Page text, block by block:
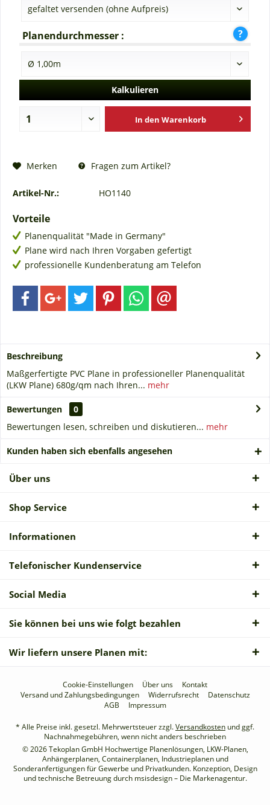
Planendurchmesser :
Kalkulieren
In den Warenkorb
Merken Fragen zum Artikel?
Artikel-Nr.: HO1140
Vorteile
Planenqualität "Made in Germany"
Plane wird nach Ihren Vorgaben gefertigt
professionelle Kundenberatung am Telefon
Beschreibung
Maßgerfertigte PVC Plane in professioneller Planenqualität
(LKW Plane) 680g/qm nach Ihren... mehr
Bewertungen
0
Bewertungen lesen, schreiben und diskutieren... mehr
Kunden haben sich ebenfalls angesehen
Über uns
Shop Service
Informationen
Telefonischer Kundenservice
Social Media
Sie können bei uns wie folgt bezahlen
Wir liefern unsere Planen mit:
Cookie-Einstellungen Über uns
Kontakt
Versand und Zahlungsbedingungen
Widerrufsrecht
Datenschutz
AGB
Impressum
* Alle Preise inkl. gesetzl. Mehrwertsteuer zzgl.Versandkosten und ggf.
Nachnahmegebühren, wenn nicht anders beschrieben
© 2026 Tekoplan GmbH Hochwertige Planenlösungen, LKW-Planen,
Anhängerplanen, Containerplanen, Industrieplanen und
Sonderanfertigungen für Gewerbe und Privatkunden. Konzeption, Design
und technische Betreuung durch msisdesign – Die Markenagentur.